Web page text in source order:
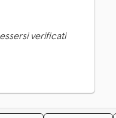
verificati